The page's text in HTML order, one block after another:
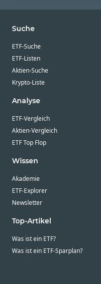
Suche
ETF-Suche
ETF-Listen
Aktien-Suche
Krypto-Liste
Analyse
ETF-Vergleich
Aktien-Vergleich
ETF Top Flop
Wissen
Akademie
ETF-Explorer
Newsletter
Top-Artikel
Was ist ein ETF?
Was ist ein ETF-Sparplan?